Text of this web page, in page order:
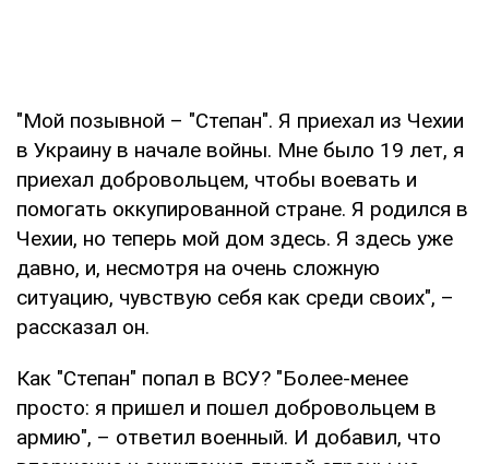
"Мой позывной – "Степан". Я приехал из Чехии
в Украину в начале войны. Мне было 19 лет, я
приехал добровольцем, чтобы воевать и
помогать оккупированной стране. Я родился в
Чехии, но теперь мой дом здесь. Я здесь уже
давно, и, несмотря на очень сложную
ситуацию, чувствую себя как среди своих", –
рассказал он.
Как "Степан" попал в ВСУ? "Более-менее
просто: я пришел и пошел добровольцем в
армию", – ответил военный. И добавил, что